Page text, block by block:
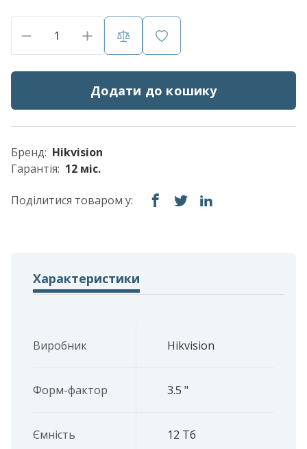
Додати до кошику
Бренд: Hikvision
Гарантія: 12 міс.
Поділитися товаром у:
Характеристики
Виробник Hikvision
Форм-фактор 3.5 "
Ємність 12 Тб